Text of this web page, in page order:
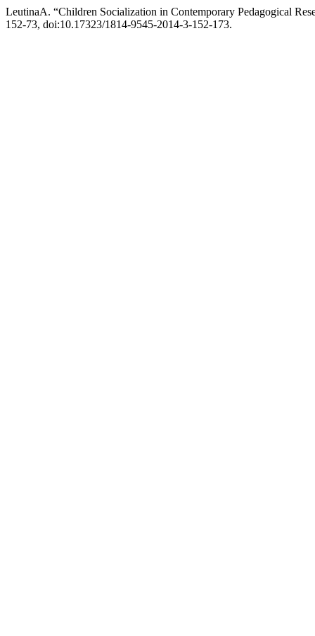
LeutinaA. “Children Socialization in Contemporary Pedagogical
152-73, doi:10.17323/1814-9545-2014-3-152-173.